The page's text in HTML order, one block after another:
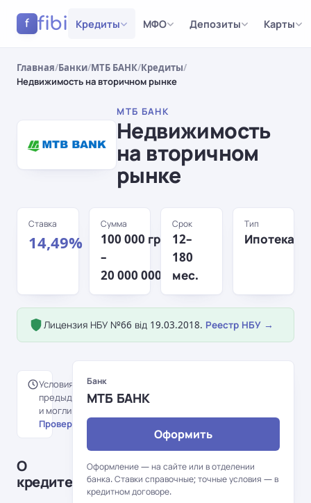
f fibi Кредиты МФО Депозиты Карты
Главная/Банки/МТБ БАНК/Кредиты/
Недвижимость на вторичном рынке
МТБ БАНК
Недвижимость
на вторичном
рынке
Ставка
14,49%
Сумма
100 000 грн
–
20 000 000 грн
Срок
12–
180
мес.
Тип
Ипотека
Лицензия НБУ №66 від 19.03.2018. Реестр НБУ →
Условия перенесены с
предыдущей версии портала
и могли измениться.
Проверить на сайте банка →
О
кредите
Банк
МТБ БАНК
Оформить
Оформление — на сайте или в отделении
банка. Ставки справочные; точные условия — в
кредитном договоре.